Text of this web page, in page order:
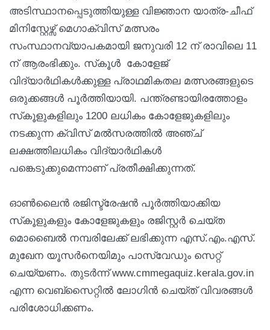
അടിസ്ഥാനപ്പെടുത്തിയുള്ള വിജ്ഞാന യാത്ര-ചീഫ്
മിനിസ്റ്റേഴ്സ് മെഗാക്വിസ് മത്സരം
സംസ്ഥാനവ്യാപകമായി ജനുവരി 12 ന് രാവിലെ 11
ന് ആരംഭിക്കും. സ്‌കൂൾ കോളേജ്
വിദ്യാർഥികൾക്കുള്ള പ്രാഥമികതല മത്സരങ്ങളുടെ
ഒരുക്കങ്ങൾ പൂർത്തിയായി. പന്ത്രണ്ടായിരത്തോളം
സ്‌കൂളുകളിലും 1200 ലധികം കോളേജുകളിലും
നടക്കുന്ന ക്വിസ് മൽസരത്തിൽ അഞ്ച്
ലക്ഷത്തിലധികം വിദ്യാർഥികൾ
പങ്കെടുക്കുമെന്നാണ് പ്രതീക്ഷിക്കുന്നത്.
ഓൺലൈൻ രജിസ്ട്രേഷൻ പൂർത്തിയാക്കിയ
സ്‌കൂളുകളും കോളേജുകളും രജിസ്റ്റർ ചെയ്ത
മൊബൈൽ നമ്പരിലേക്ക് ലഭിക്കുന്ന എസ്.എം.എസ്.
മുഖേന യൂസർനെയിമും പാസ്വേഡും സെറ്റ്
ചെയ്യണം. തുടർന്ന് www.cmmegaquiz.kerala.gov.in
എന്ന വെബ്സൈറ്റിൽ ലോഗിൻ ചെയ്ത് വിവരങ്ങൾ
പരിശോധിക്കണം.